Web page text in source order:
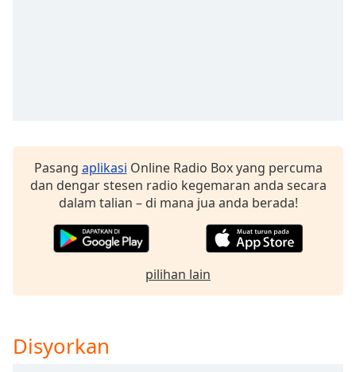
Opacity
Text
Pasang aplikasi Online Radio Box yang percuma
dan dengar stesen radio kegemaran anda secara
dalam talian – di mana jua anda berada!
pilihan lain
Disyorkan